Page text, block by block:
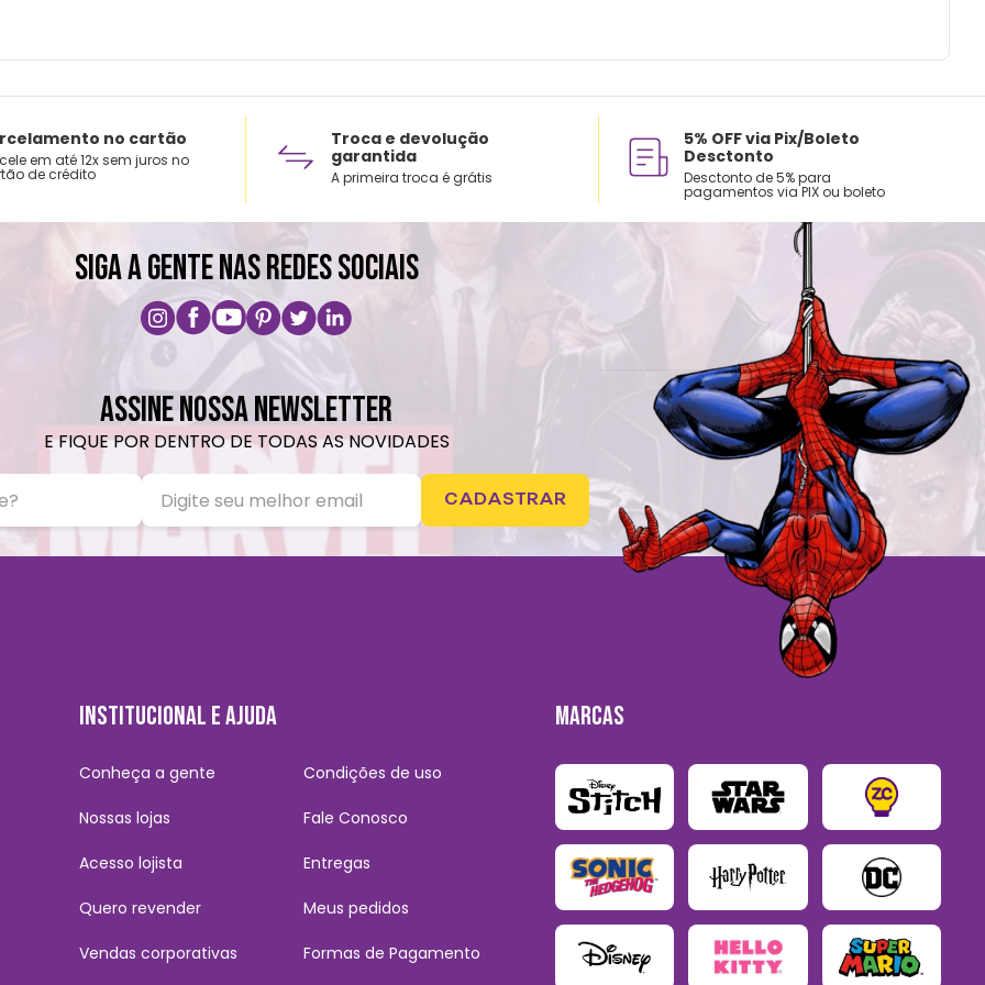
no cartão
em até 12x sem juros no
de crédito
Troca e devolução
garantida
A primeira troca é grátis
5% OFF via Pix/Boleto
Desctonto
Desctonto de 5% para
pagamentos via PIX ou boleto
SIGA A GENTE NAS REDES SOCIAIS
ASSINE NOSSA NEWSLETTER
E FIQUE POR DENTRO DE TODAS AS NOVIDADES
CADASTRAR
INSTITUCIONAL E AJUDA
Conheça a gente
Nossas lojas
Acesso lojista
Quero revender
Vendas corporativas
Condições de uso
Fale Conosco
Entregas
Meus pedidos
Formas de Pagamento
MARCAS